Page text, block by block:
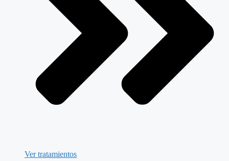
Ver tratamientos